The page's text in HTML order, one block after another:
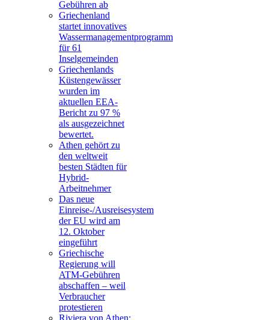
Gebühren ab
Griechenland
startet innovatives
Wassermanagementprogramm
für 61
Inselgemeinden
Griechenlands
Küstengewässer
wurden im
aktuellen EEA-
Bericht zu 97 %
als ausgezeichnet
bewertet.
Athen gehört zu
den weltweit
besten Städten für
Hybrid-
Arbeitnehmer
Das neue
Einreise-/Ausreisesystem
der EU wird am
12. Oktober
eingeführt
Griechische
Regierung will
ATM-Gebühren
abschaffen – weil
Verbraucher
protestieren
Riviera von Athen: